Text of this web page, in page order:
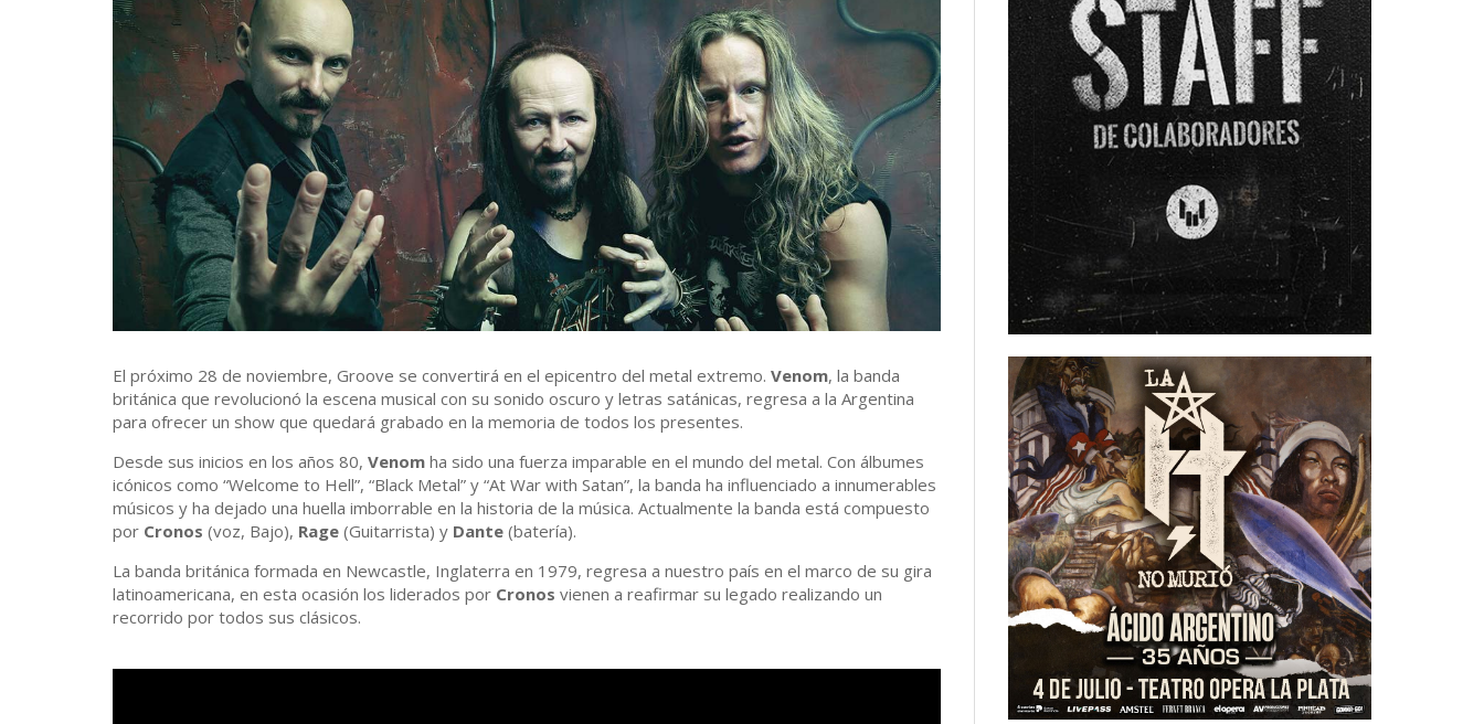
El próximo 28 de noviembre, Groove se convertirá en el epicentro del metal extremo. Venom, la banda
británica que revolucionó la escena musical con su sonido oscuro y letras satánicas, regresa a la Argentina
para ofrecer un show que quedará grabado en la memoria de todos los presentes.
Desde sus inicios en los años 80, Venom ha sido una fuerza imparable en el mundo del metal. Con álbumes
icónicos como “Welcome to Hell”, “Black Metal” y “At War with Satan”, la banda ha influenciado a innumerables
músicos y ha dejado una huella imborrable en la historia de la música. Actualmente la banda está compuesto
por Cronos (voz, Bajo), Rage (Guitarrista) y Dante (batería).
La banda británica formada en Newcastle, Inglaterra en 1979, regresa a nuestro país en el marco de su gira
latinoamericana, en esta ocasión los liderados por Cronos vienen a reafirmar su legado realizando un
recorrido por todos sus clásicos.